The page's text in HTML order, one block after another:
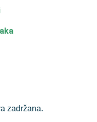
zadržana.